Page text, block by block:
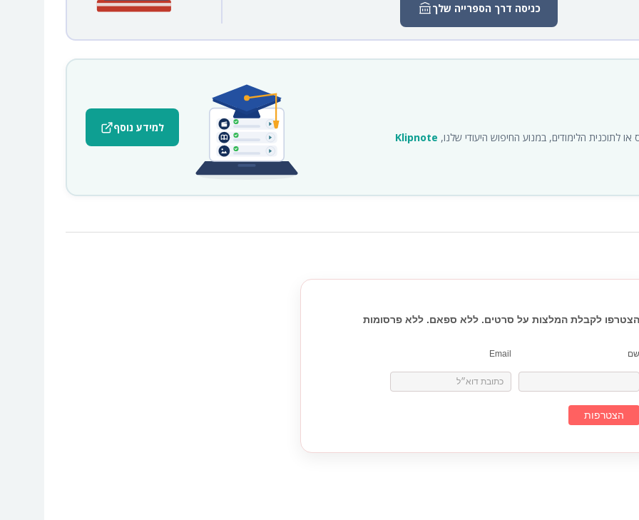
כניסה דרך הספרייה שלך
לתוכנית הלימודים, במנוע החיפוש היעודי שלנו, Klipnote
למידע נוסף
הצטרפו לקבלת המלצות על סרטים. ללא ספאם. ללא פרסומות
שם Email